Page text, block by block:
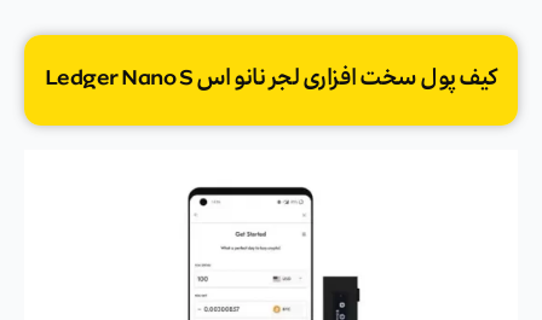
کیف پول سخت افزاری لجر نانو اس Ledger Nano S